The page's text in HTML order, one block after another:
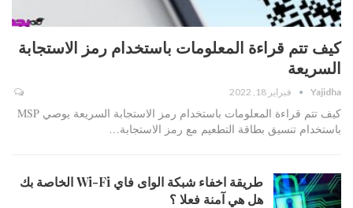
كيف تتم قراءة المعلومات باستخدام رمز الاستجابة
السريعة
Yajidha فبراير 18, 2022
كيف تتم قراءة المعلومات باستخدام رمز الاستجابة السريعة يوصي MSP
باستخدام تنسيق بطاقة التطعيم مع رمز الاستجابة…
طريقة اخفاء شبكة الواى فاي Wi-Fi الخاصة بك
هل هي آمنة فعلا ؟